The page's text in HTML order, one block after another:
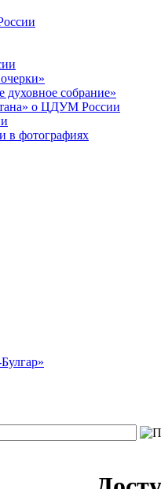
духовное собрание»
о ЦДУМ России
фотографиях